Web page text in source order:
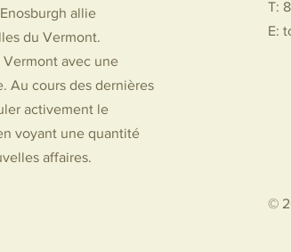
allie
du Vermont.
avec une
Au cours des dernières
activement le
voyant une quantité
affaires.
T:
E:
©